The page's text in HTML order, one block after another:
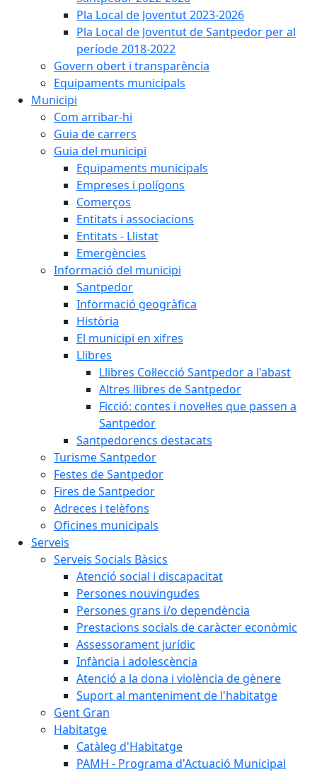
Pla Local de Joventut 2023-2026
Pla Local de Joventut de Santpedor per al
període 2018-2022
Govern obert i transparència
Equipaments municipals
Municipi
Com arribar-hi
Guia de carrers
Guia del municipi
Equipaments municipals
Empreses i polígons
Comerços
Entitats i associacions
Entitats - Llistat
Emergències
Informació del municipi
Santpedor
Informació geogràfica
Història
El municipi en xifres
Llibres
Llibres Col·lecció Santpedor a l'abast
Altres llibres de Santpedor
Ficció: contes i novel·les que passen a
Santpedor
Santpedorencs destacats
Turisme Santpedor
Festes de Santpedor
Fires de Santpedor
Adreces i telèfons
Oficines municipals
Serveis
Serveis Socials Bàsics
Atenció social i discapacitat
Persones nouvingudes
Persones grans i/o dependència
Prestacions socials de caràcter econòmic
Assessorament jurídic
Infància i adolescència
Atenció a la dona i violència de gènere
Suport al manteniment de l'habitatge
Gent Gran
Habitatge
Catàleg d'Habitatge
PAMH - Programa d'Actuació Municipal